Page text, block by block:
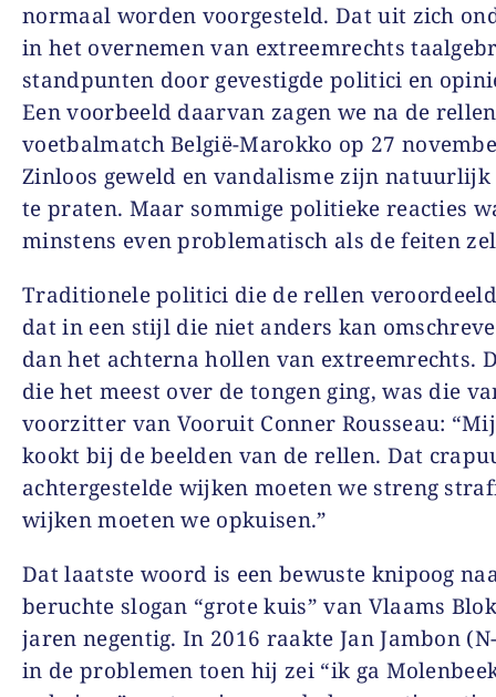
normaal worden voorgesteld. Dat uit zich
in het overnemen van extreemrechts
standpunten door gevestigde politici en
Een voorbeeld daarvan zagen we na de
voetbalmatch België-Marokko op 27
Zinloos geweld en vandalisme zijn natuurlijk
te praten. Maar sommige politieke reacties
minstens even problematisch als de feiten
Traditionele politici die de rellen
dat in een stijl die niet anders kan
dan het achterna hollen van extreemrechts.
die het meest over de tongen ging, was die
voorzitter van Vooruit Conner Rousseau:
kookt bij de beelden van de rellen. Dat
achtergestelde wijken moeten we streng
wijken moeten we opkuisen.”
Dat laatste woord is een bewuste knipoog
beruchte slogan “grote kuis” van Vlaams
jaren negentig. In 2016 raakte Jan Jambon
in de problemen toen hij zei “ik ga